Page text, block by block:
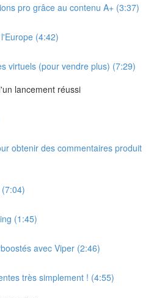
pro grâce au contenu A+ (3:37)
(4:42)
virtuels (pour vendre plus) (7:29)
lancement réussi
obtenir des commentaires produit
(1:45)
avec Viper (2:46)
très simplement ! (4:55)